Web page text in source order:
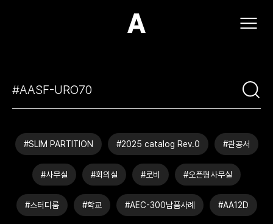
(주)아모스아인스가구
#SLIM PARTITION #2025 catalog Rev.0 #관공서
#사무실 #회의실 #로비 #오픈형사무실
#스터디룸 #학교 #AEC-300납품사례 #AA12D